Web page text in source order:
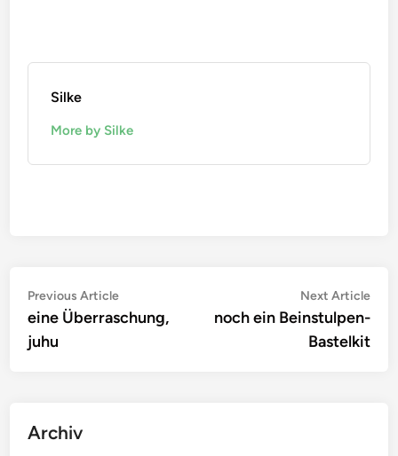
Silke
More by Silke
Beitragsnavigation
Previous ArticlePrevious
article:
eine Überraschung,
juhu
Next Article
noch ein Beinstulpen-
Bastelkit
Archiv